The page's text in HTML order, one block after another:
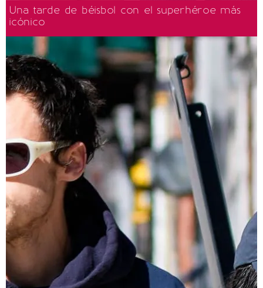
Una tarde de béisbol con el superhéroe más
icónico